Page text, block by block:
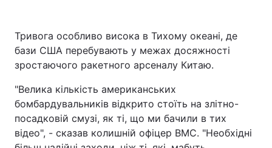
Тривога особливо висока в Тихому океані, де
бази США перебувають у межах досяжності
зростаючого ракетного арсеналу Китаю.
"Велика кількість американських
бомбардувальників відкрито стоїть на злітно-
посадковій смузі, як ті, що ми бачили в тих
відео", - сказав колишній офіцер ВМС. "Необхідні